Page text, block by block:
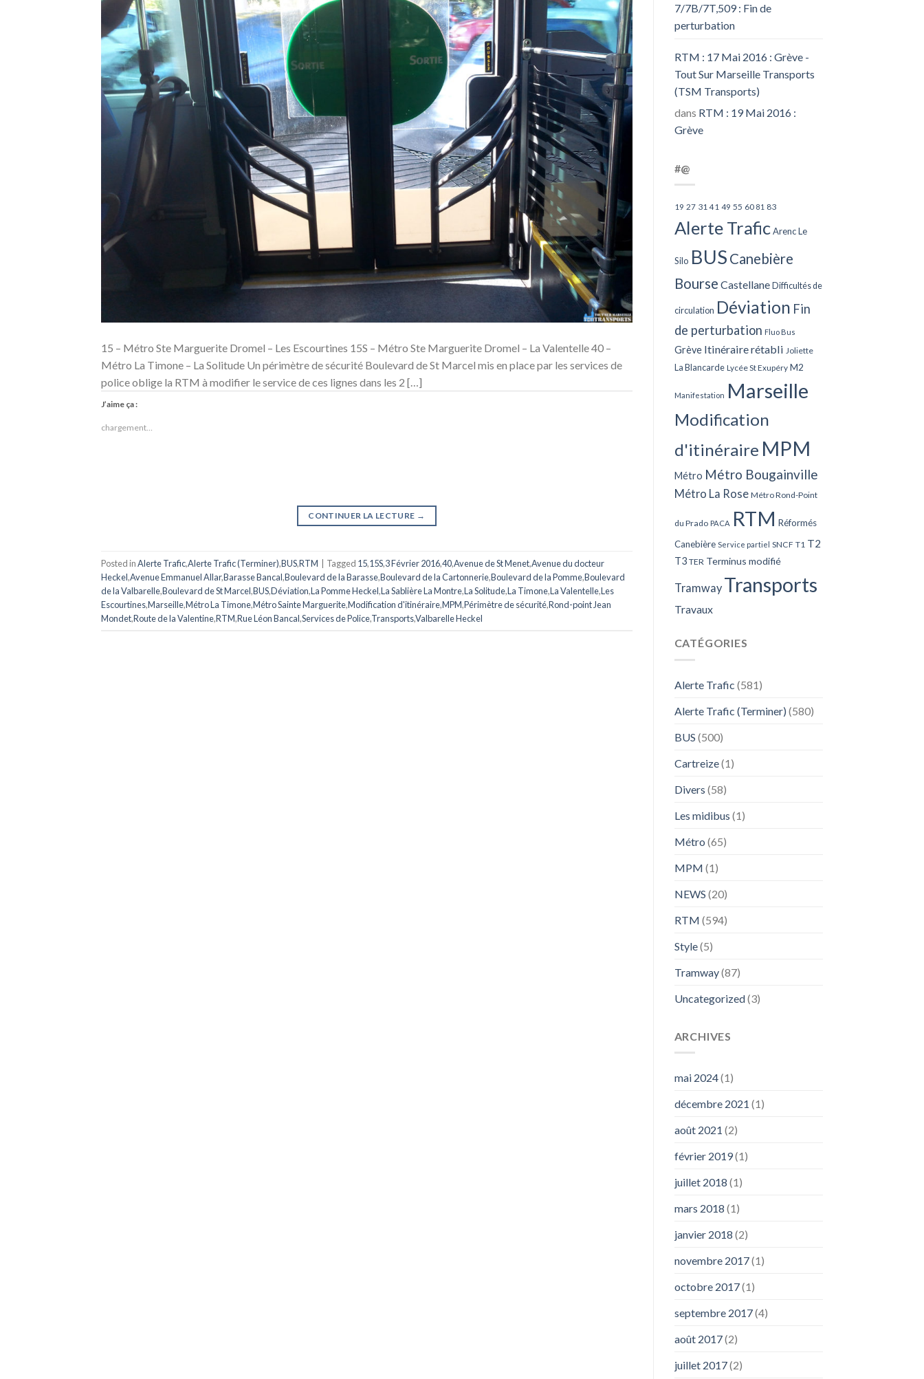
15 – Métro Ste Marguerite Dromel – Les Escourtines 15S – Métro Ste Marguerite Dromel – La Valentelle 40 –
Métro La Timone – La Solitude Un périmètre de sécurité Boulevard de St Marcel mis en place par les services de
police oblige la RTM à modifier le service de ces lignes dans les 2 […]
J’aime ça :
chargement…
CONTINUER LA LECTURE →
Posted inAlerte Trafic,Alerte Trafic (Terminer),BUS,RTM | Tagged 15,15S,3 Février 2016,40,Avenue de St Menet,Avenue du docteur
Heckel,Avenue Emmanuel Allar,Barasse Bancal,Boulevard de la Barasse,Boulevard de la Cartonnerie,Boulevard de la Pomme,Boulevard
de la Valbarelle,Boulevard de St Marcel,BUS,Déviation,La Pomme Heckel,La Sablière La Montre,La Solitude,La Timone,La Valentelle,Les
Escourtines,Marseille,Métro La Timone,Métro Sainte Marguerite,Modification d'itinéraire,MPM,Périmètre de sécurité,Rond-point Jean
Mondet,Route de la Valentine,RTM,Rue Léon Bancal,Services de Police,Transports,Valbarelle Heckel
7/7B/7T,509 : Fin de
perturbation
RTM : 17 Mai 2016 : Grève -
Tout Sur Marseille Transports
(TSM Transports)
dans RTM : 19 Mai 2016 :
Grève
#@
19 27 31 41 49 55 60 81 83
Alerte Trafic Arenc Le
Silo BUS Canebière
Bourse Castellane Difficultés de
circulation Déviation Fin
de perturbation Fluo Bus
Grève Itinéraire rétabli Joliette
La Blancarde Lycée St Exupéry M2
Manifestation Marseille
Modification
d'itinéraire MPM
Métro Métro Bougainville
Métro La Rose Métro Rond-Point
du Prado PACA RTM Réformés
Canebière Service partiel SNCF T1 T2
T3 TER Terminus modifié
Tramway Transports
Travaux
CATÉGORIES
Alerte Trafic (581)
Alerte Trafic (Terminer) (580)
BUS (500)
Cartreize(1)
Divers (58)
Les midibus (1)
Métro (65)
MPM (1)
NEWS (20)
RTM (594)
Style(5)
Tramway(87)
Uncategorized(3)
ARCHIVES
mai 2024(1)
décembre 2021 (1)
août 2021 (2)
février 2019(1)
juillet 2018 (1)
mars 2018 (1)
janvier 2018 (2)
novembre 2017(1)
octobre 2017(1)
septembre 2017(4)
août 2017(2)
juillet 2017(2)